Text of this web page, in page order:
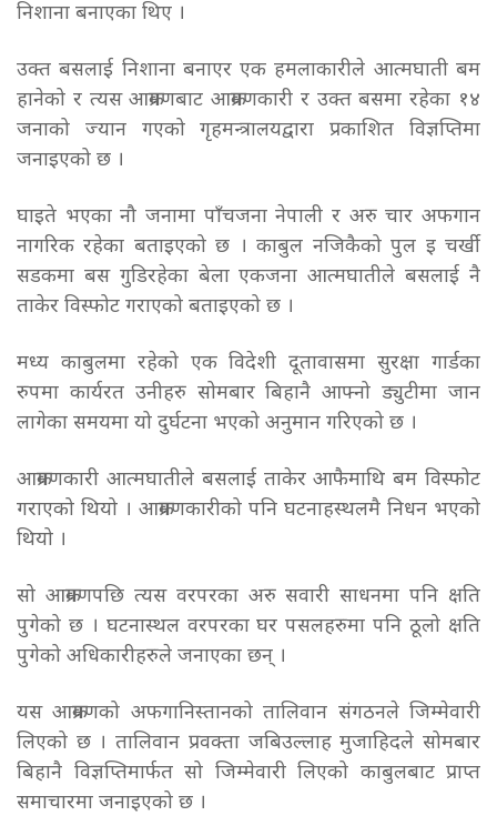
निशाना बनाएका थिए ।
उक्त बसलाई निशाना बनाएर एक हमलाकारीले आत्मघाती बम
हानेको र त्यस आक्रमणबाट आक्रमणकारी र उक्त बसमा रहेका १४
जनाको ज्यान गएको गृहमन्त्रालयद्वारा प्रकाशित विज्ञप्तिमा
जनाइएको छ ।
घाइते भएका नौ जनामा पाँचजना नेपाली र अरु चार अफगान
नागरिक रहेका बताइएको छ । काबुल नजिकैको पुल इ चर्खी
सडकमा बस गुडिरहेका बेला एकजना आत्मघातीले बसलाई नै
ताकेर विस्फोट गराएको बताइएको छ ।
मध्य काबुलमा रहेको एक विदेशी दूतावासमा सुरक्षा गार्डका
रुपमा कार्यरत उनीहरु सोमबार बिहानै आफ्नो ड्युटीमा जान
लागेका समयमा यो दुर्घटना भएको अनुमान गरिएको छ ।
आक्रमणकारी आत्मघातीले बसलाई ताकेर आफैमाथि बम विस्फोट
गराएको थियो । आक्रमणकारीको पनि घटनाहस्थलमै निधन भएको
थियो ।
सो आक्रमणपछि त्यस वरपरका अरु सवारी साधनमा पनि क्षति
पुगेको छ । घटनास्थल वरपरका घर पसलहरुमा पनि ठूलो क्षति
पुगेको अधिकारीहरुले जनाएका छन् ।
यस आक्रमणको अफगानिस्तानको तालिवान संगठनले जिम्मेवारी
लिएको छ । तालिवान प्रवक्ता जबिउल्लाह मुजाहिदले सोमबार
बिहानै विज्ञप्तिमार्फत सो जिम्मेवारी लिएको काबुलबाट प्राप्त
समाचारमा जनाइएको छ ।